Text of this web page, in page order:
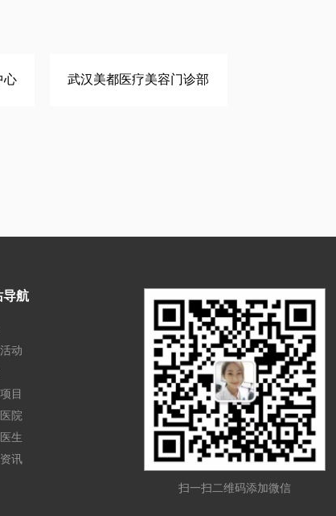
心 武汉美都医疗美容门诊部
导航
动
目
院
生
讯
扫一扫二维码添加微信